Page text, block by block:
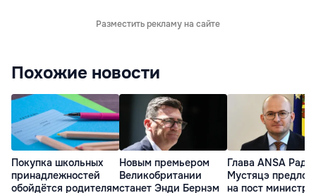
Разместить рекламу на сайте
Похожие новости
Покупка школьных
принадлежностей
обойдётся родителям
Новым премьером
Великобритании
станет Энди Бернэм
Глава ANSA Раду
Мустяцэ
на пост министра